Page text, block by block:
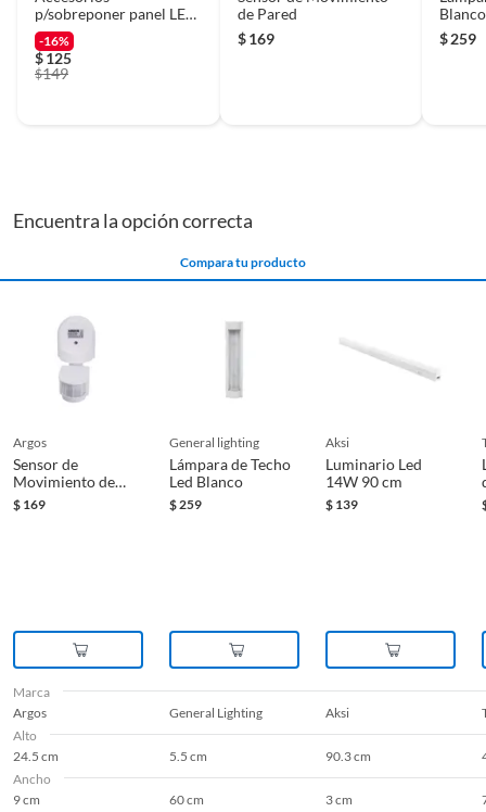
p/sobreponer panel LED
tipo c 60 x 60
-16%
$125
$149
de Pared
$ 169
Blanco
$259
Encuentra la opción correcta
Compara tu producto
argos
Sensor de
Movimiento de
Pared
$ 169
general lighting
Lámpara de Techo
Led Blanco
$ 259
aksi
Luminario Led
14W 90 cm
$ 139
Marca
Argos
General Lighting Aksi
Alto
24.5 cm
5.5 cm 90.3 cm
Ancho
9 cm
60 cm 3 cm